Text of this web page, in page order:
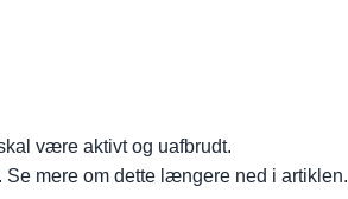
være aktivt og uafbrudt.
mere om dette længere ned i artiklen.